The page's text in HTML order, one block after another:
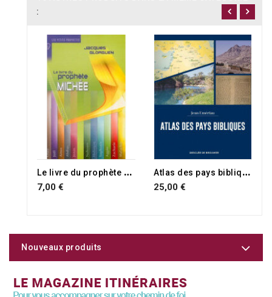
:
RUPTURE DE STOCK L
e livre du prophète Michée
7,00 €
RUPTURE DE STOCK A
tlas des pays bibliques
25,00 €
Nouveaux produits